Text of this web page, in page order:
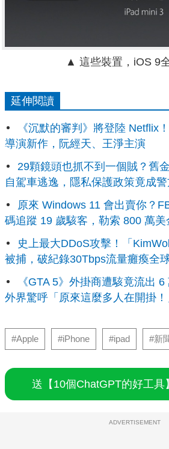
▲ 這些裝置，iOS 9
延伸閱讀
《沉默的審判》將登陸 Netflix
導演新作，阮經天、王淨主演
29顆鏡頭也抓不到一個賊？舊
自駕車逃逸，隱私保護政策竟成
原來 Windows 11 會出賣你？
碼追蹤 19 歲駭客，勒索 800 萬
史上最大DDoS攻擊！「
被捕，破紀錄30Tbps流量癱瘓全球
《GTA 5》外掛商遭駭竟流出 6
外界驚呼「原來這麼多人在開掛！
#Apple #iPhone #ipad #新
送【10個ChatGPT的好工具
ADVERTISEMENT